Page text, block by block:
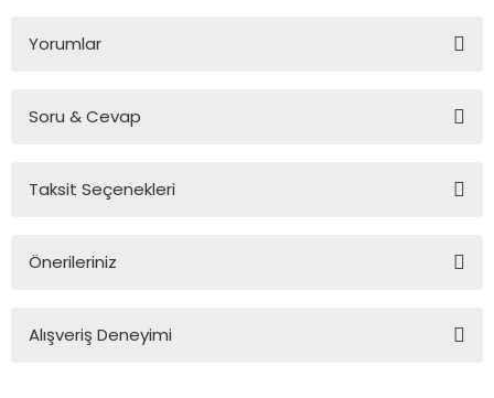
Yorumlar
Soru & Cevap
Ürün hakkında henüz soru sorulmamış.
Taksit Seçenekleri
Önerileriniz
konularda yetersiz gördüğünüz noktaları öneri formunu
Alışveriş Deneyimi